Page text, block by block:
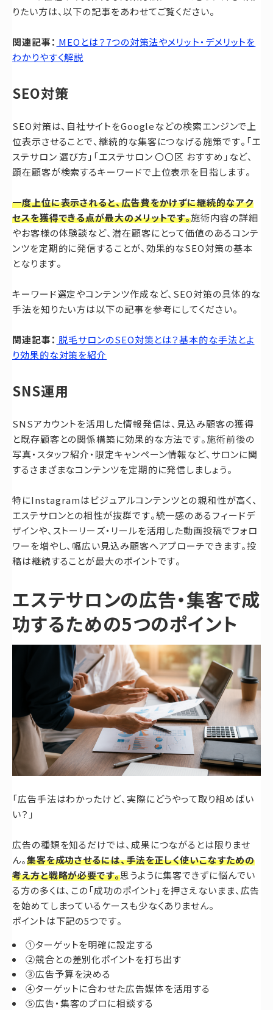
りたい方は、以下の記事をあわせてご覧ください。
関連記事： MEOとは？7つの対策法やメリット・デメリットを
わかりやすく解説
SEO対策
SEO対策は、自社サイトをGoogleなどの検索エンジンで上
位表示させることで、継続的な集客につなげる施策です。「エ
ステサロン 選び方」「エステサロン 〇〇区 おすすめ」など、
顕在顧客が検索するキーワードで上位表示を目指します。
一度上位に表示されると、広告費をかけずに継続的なアク
セスを獲得できる点が最大のメリットです。施術内容の詳細
やお客様の体験談など、潜在顧客にとって価値のあるコンテ
ンツを定期的に発信することが、効果的なSEO対策の基本
となります。
キーワード選定やコンテンツ作成など、SEO対策の具体的な
手法を知りたい方は以下の記事を参考にしてください。
関連記事： 脱毛サロンのSEO対策とは？基本的な手法とよ
り効果的な対策を紹介
SNS運用
SNSアカウントを活用した情報発信は、見込み顧客の獲得
と既存顧客との関係構築に効果的な方法です。施術前後の
写真・スタッフ紹介・限定キャンペーン情報など、サロンに関
するさまざまなコンテンツを定期的に発信しましょう。
特にInstagramはビジュアルコンテンツとの親和性が高く、
エステサロンとの相性が抜群です。統一感のあるフィードデ
ザインや、ストーリーズ・リールを活用した動画投稿でフォロ
ワーを増やし、幅広い見込み顧客へアプローチできます。投
稿は継続することが最大のポイントです。
エステサロンの広告・集客で成
功するための5つのポイント
「広告手法はわかったけど、実際にどうやって取り組めばい
い？」
広告の種類を知るだけでは、成果につながるとは限りませ
ん。集客を成功させるには、手法を正しく使いこなすための
考え方と戦略が必要です。思うように集客できずに悩んでい
る方の多くは、この「成功のポイント」を押さえないまま、広告
を始めてしまっているケースも少なくありません。
ポイントは下記の5つです。
①ターゲットを明確に設定する
②競合との差別化ポイントを打ち出す
③広告予算を決める
④ターゲットに合わせた広告媒体を活用する
⑤広告・集客のプロに相談する